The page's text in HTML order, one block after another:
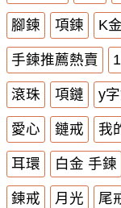
腳鍊 項鍊 K金
手鍊推薦熱賣
滾珠 項鏈 y
愛心 鏈戒 我
耳環 白金 手鍊
鍊戒 月光 尾